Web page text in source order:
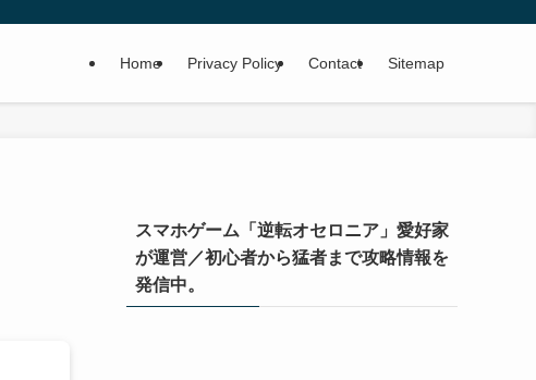
Home Privacy Policy Contact Sitemap
スマホゲーム「逆転オセロニア」愛好家
が運営／初心者から猛者まで攻略情報を
発信中。